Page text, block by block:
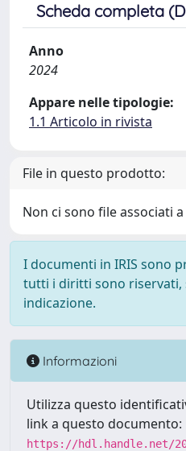
Scheda completa
Anno
2024
Appare nelle tipologie:
1.1 Articolo in rivista
File in questo prodotto:
Non ci sono file associati
I documenti in IRIS sono
tutti i diritti sono riservati,
indicazione.
Informazioni
Utilizza questo
link a questo documento:
https://hdl.handle.net/